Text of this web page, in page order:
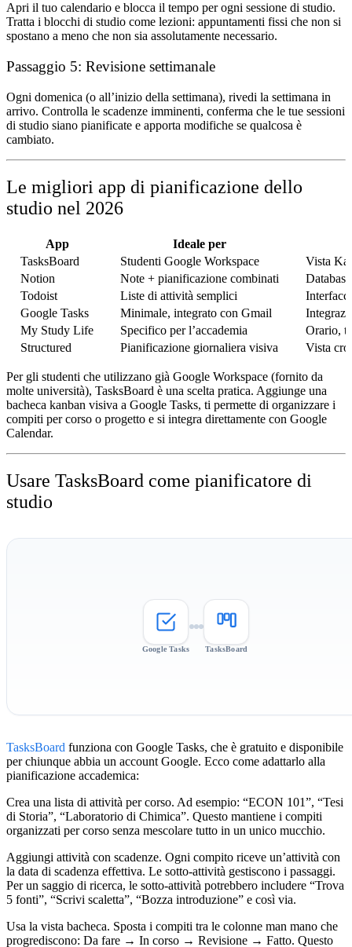
Apri il tuo calendario e blocca il tempo per ogni sessione di studio.
Tratta i blocchi di studio come lezioni: appuntamenti fissi che non si
spostano a meno che non sia assolutamente necessario.
Passaggio 5: Revisione settimanale
Ogni domenica (o all’inizio della settimana), rivedi la settimana in
arrivo. Controlla le scadenze imminenti, conferma che le tue sessioni
di studio siano pianificate e apporta modifiche se qualcosa è
cambiato.
Le migliori app di pianificazione dello
studio nel 2026
App
Ideale per
TasksBoard
Studenti Google Workspace
Vista
Notion
Note + pianificazione combinati
Todoist
Liste di attività semplici
Google Tasks
Minimale, integrato con Gmail
My Study Life
Specifico per l’accademia
Orario,
Structured
Pianificazione giornaliera visiva Vista
Per gli studenti che utilizzano già Google Workspace (fornito da
molte università), TasksBoard è una scelta pratica. Aggiunge una
bacheca kanban visiva a Google Tasks, ti permette di organizzare i
compiti per corso o progetto e si integra direttamente con Google
Calendar.
Usare TasksBoard come pianificatore di
studio
Google Tasks TasksBoard
TasksBoard funziona con Google Tasks, che è gratuito e disponibile
per chiunque abbia un account Google. Ecco come adattarlo alla
pianificazione accademica:
Crea una lista di attività per corso. Ad esempio: “ECON 101”, “Tesi
di Storia”, “Laboratorio di Chimica”. Questo mantiene i compiti
organizzati per corso senza mescolare tutto in un unico mucchio.
Aggiungi attività con scadenze. Ogni compito riceve un’attività con
la data di scadenza effettiva. Le sotto-attività gestiscono i passaggi.
Per un saggio di ricerca, le sotto-attività potrebbero includere “Trova
5 fonti”, “Scrivi scaletta”, “Bozza introduzione” e così via.
Usa la vista bacheca. Sposta i compiti tra le colonne man mano che
progrediscono: Da fare → In corso → Revisione → Fatto. Questo